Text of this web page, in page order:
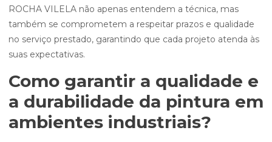
ROCHA VILELA não apenas entendem a técnica, mas
também se comprometem a respeitar prazos e qualidade
no serviço prestado, garantindo que cada projeto atenda às
suas expectativas.
Como garantir a qualidade e
a durabilidade da pintura em
ambientes industriais?